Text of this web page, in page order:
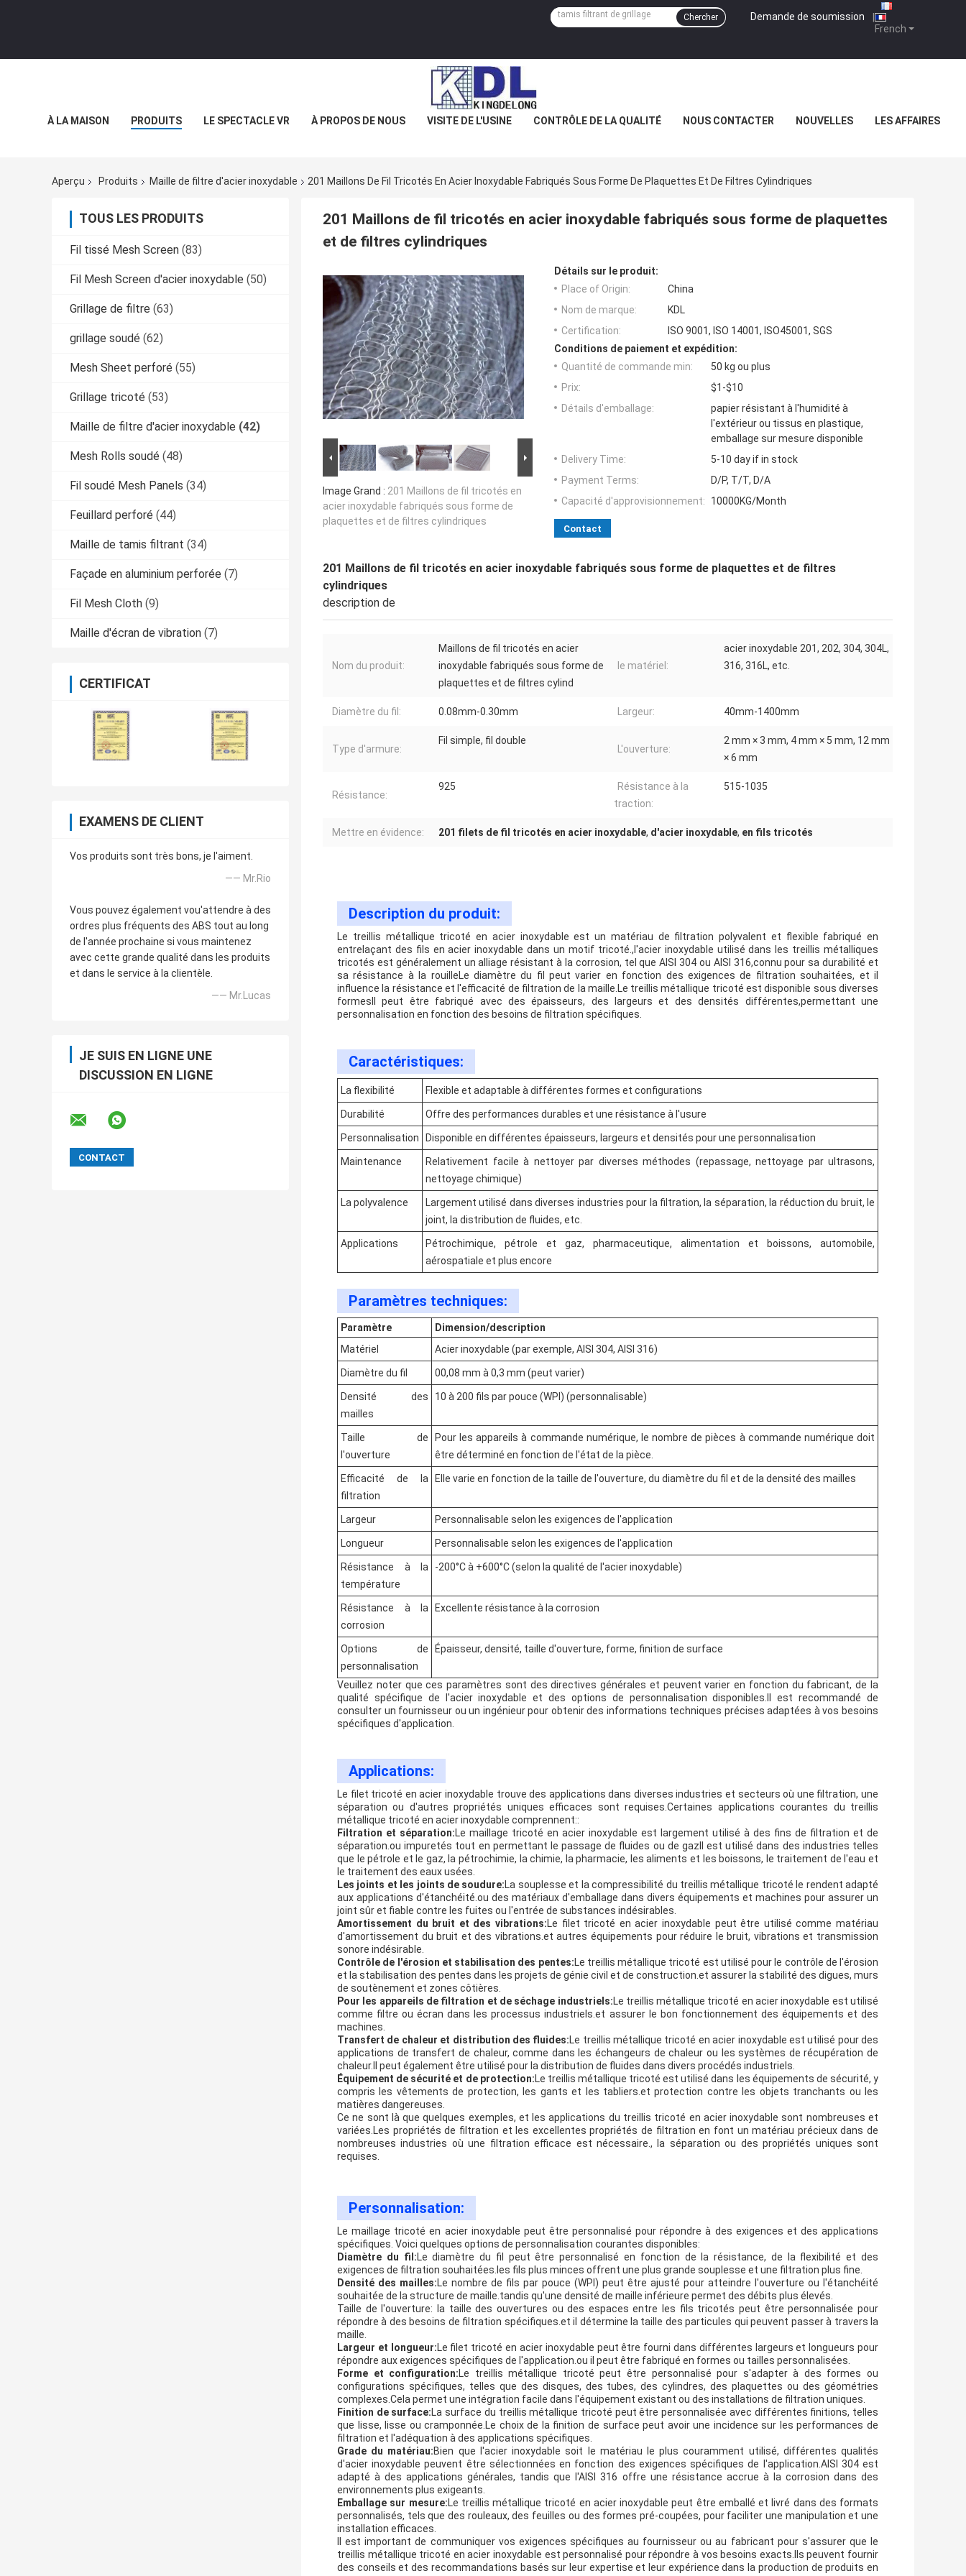
French
Demande de soumission |
Chercher
À LA MAISON PRODUITS LE SPECTACLE VR À PROPOS DE NOUS VISITE DE L'USINE CONTRÔLE DE LA QUALITÉ NOUS CONTACTER NOUVELLES LES AFFAIRES
Aperçu Produits Maille de filtre d'acier inoxydable 201 Maillons De Fil Tricotés En Acier Inoxydable Fabriqués Sous Forme De Plaquettes Et De Filtres Cylindriques
TOUS LES PRODUITS
Fil tissé Mesh Screen (83)
Fil Mesh Screen d'acier inoxydable (50)
Grillage de filtre (63)
grillage soudé (62)
Mesh Sheet perforé (55)
Grillage tricoté (53)
Maille de filtre d'acier inoxydable (42)
Mesh Rolls soudé (48)
Fil soudé Mesh Panels (34)
Feuillard perforé (44)
Maille de tamis filtrant (34)
Façade en aluminium perforée (7)
Fil Mesh Cloth (9)
Maille d'écran de vibration (7)
CERTIFICAT
EXAMENS DE CLIENT
Vos produits sont très bons, je l'aiment.
—— Mr.Rio
Vous pouvez également vou'attendre à des
ordres plus fréquents des ABS tout au long
de l'année prochaine si vous maintenez
avec cette grande qualité dans les produits
et dans le service à la clientèle.
—— Mr.Lucas
JE SUIS EN LIGNE UNE
DISCUSSION EN LIGNE
201 Maillons de fil tricotés en acier inoxydable fabriqués sous forme de plaquettes
et de filtres cylindriques
Image Grand : 201 Maillons de fil tricotés en
acier inoxydable fabriqués sous forme de
plaquettes et de filtres cylindriques
Détails sur le produit:
Place of Origin:
China
Nom de marque:
KDL
Certification:
ISO 9001, ISO 14001, ISO45001, SGS
Conditions de paiement et expédition:
Quantité de commande min:
50 kg ou plus
Prix:
$1-$10
Détails d'emballage:
papier résistant à l'humidité à
l'extérieur ou tissus en plastique,
emballage sur mesure disponible
Delivery Time:
5-10 day if in stock
Payment Terms:
D/P, T/T, D/A
Capacité d'approvisionnement:
10000KG/Month
Contact
201 Maillons de fil tricotés en acier inoxydable fabriqués sous forme de plaquettes et de filtres
cylindriques
description de
Nom du produit:
Maillons de fil tricotés en acier
inoxydable fabriqués sous forme de
plaquettes et de filtres cylind
le matériel:
acier inoxydable 201, 202, 304, 304L,
316, 316L, etc.
Diamètre du fil: 0.08mm-0.30mm Largeur: 40mm-1400mm
Type d'armure:
Fil simple, fil double
L'ouverture:
2 mm × 3 mm, 4 mm × 5 mm, 12 mm
× 6 mm
Résistance:
925
Résistance à la
traction:
515-1035
Mettre en évidence: 201 filets de fil tricotés en acier inoxydable, d'acier inoxydable, en fils tricotés
Description du produit:
Le treillis métallique tricoté en acier inoxydable est un matériau de filtration polyvalent et flexible fabriqué en
entrelaçant des fils en acier inoxydable dans un motif tricoté.,l'acier inoxydable utilisé dans les treillis métalliques
tricotés est généralement un alliage résistant à la corrosion, tel que AISI 304 ou AISI 316,connu pour sa durabilité et
sa résistance à la rouilleLe diamètre du fil peut varier en fonction des exigences de filtration souhaitées, et il
influence la résistance et l'efficacité de filtration de la maille.Le treillis métallique tricoté est disponible sous diverses
formesIl peut être fabriqué avec des épaisseurs, des largeurs et des densités différentes,permettant une
personnalisation en fonction des besoins de filtration spécifiques.
Caractéristiques:
La flexibilité Flexible et adaptable à différentes formes et configurations
Durabilité Offre des performances durables et une résistance à l'usure
Personnalisation Disponible en différentes épaisseurs, largeurs et densités pour une personnalisation
Maintenance
Relativement facile à nettoyer par diverses méthodes (repassage, nettoyage par ultrasons,
nettoyage chimique)
La polyvalence
Largement utilisé dans diverses industries pour la filtration, la séparation, la réduction du bruit, le
joint, la distribution de fluides, etc.
Applications
Pétrochimique, pétrole et gaz, pharmaceutique, alimentation et boissons, automobile,
aérospatiale et plus encore
Paramètres techniques:
Paramètre
Dimension/description
Matériel
Acier inoxydable (par exemple, AISI 304, AISI 316)
Diamètre du fil 00,08 mm à 0,3 mm (peut varier)
Densité des
mailles
10 à 200 fils par pouce (WPI) (personnalisable)
Taille de
l'ouverture
Pour les appareils à commande numérique, le nombre de pièces à commande numérique doit
être déterminé en fonction de l'état de la pièce.
Efficacité de la
filtration
Elle varie en fonction de la taille de l'ouverture, du diamètre du fil et de la densité des mailles
Largeur Personnalisable selon les exigences de l'application
Longueur Personnalisable selon les exigences de l'application
Résistance à la
température
-200°C à +600°C (selon la qualité de l'acier inoxydable)
Résistance à la
corrosion
Excellente résistance à la corrosion
Options de
personnalisation
Épaisseur, densité, taille d'ouverture, forme, finition de surface
Veuillez noter que ces paramètres sont des directives générales et peuvent varier en fonction du fabricant, de la
qualité spécifique de l'acier inoxydable et des options de personnalisation disponibles.Il est recommandé de
consulter un fournisseur ou un ingénieur pour obtenir des informations techniques précises adaptées à vos besoins
spécifiques d'application.
Applications:
Le filet tricoté en acier inoxydable trouve des applications dans diverses industries et secteurs où une filtration, une
séparation ou d'autres propriétés uniques efficaces sont requises.Certaines applications courantes du treillis
métallique tricoté en acier inoxydable comprennent::
Filtration et séparation:Le maillage tricoté en acier inoxydable est largement utilisé à des fins de filtration et de
séparation.ou impuretés tout en permettant le passage de fluides ou de gazIl est utilisé dans des industries telles
que le pétrole et le gaz, la pétrochimie, la chimie, la pharmacie, les aliments et les boissons, le traitement de l'eau et
le traitement des eaux usées.
Les joints et les joints de soudure:La souplesse et la compressibilité du treillis métallique tricoté le rendent adapté
aux applications d'étanchéité.ou des matériaux d'emballage dans divers équipements et machines pour assurer un
joint sûr et fiable contre les fuites ou l'entrée de substances indésirables.
Amortissement du bruit et des vibrations:Le filet tricoté en acier inoxydable peut être utilisé comme matériau
d'amortissement du bruit et des vibrations.et autres équipements pour réduire le bruit, vibrations et transmission
sonore indésirable.
Contrôle de l'érosion et stabilisation des pentes:Le treillis métallique tricoté est utilisé pour le contrôle de l'érosion
et la stabilisation des pentes dans les projets de génie civil et de construction.et assurer la stabilité des digues, murs
de soutènement et zones côtières.
Pour les appareils de filtration et de séchage industriels:Le treillis métallique tricoté en acier inoxydable est utilisé
comme filtre ou écran dans les processus industriels.et assurer le bon fonctionnement des équipements et des
machines.
Transfert de chaleur et distribution des fluides:Le treillis métallique tricoté en acier inoxydable est utilisé pour des
applications de transfert de chaleur, comme dans les échangeurs de chaleur ou les systèmes de récupération de
chaleur.Il peut également être utilisé pour la distribution de fluides dans divers procédés industriels.
Équipement de sécurité et de protection:Le treillis métallique tricoté est utilisé dans les équipements de sécurité, y
compris les vêtements de protection, les gants et les tabliers.et protection contre les objets tranchants ou les
matières dangereuses.
Ce ne sont là que quelques exemples, et les applications du treillis tricoté en acier inoxydable sont nombreuses et
variées.Les propriétés de filtration et les excellentes propriétés de filtration en font un matériau précieux dans de
nombreuses industries où une filtration efficace est nécessaire., la séparation ou des propriétés uniques sont
requises.
Personnalisation:
Le maillage tricoté en acier inoxydable peut être personnalisé pour répondre à des exigences et des applications
spécifiques. Voici quelques options de personnalisation courantes disponibles:
Diamètre du fil:Le diamètre du fil peut être personnalisé en fonction de la résistance, de la flexibilité et des
exigences de filtration souhaitées.les fils plus minces offrent une plus grande souplesse et une filtration plus fine.
Densité des mailles:Le nombre de fils par pouce (WPI) peut être ajusté pour atteindre l'ouverture ou l'étanchéité
souhaitée de la structure de maille.tandis qu'une densité de maille inférieure permet des débits plus élevés.
Taille de l'ouverture: la taille des ouvertures ou des espaces entre les fils tricotés peut être personnalisée pour
répondre à des besoins de filtration spécifiques.et il détermine la taille des particules qui peuvent passer à travers la
maille.
Largeur et longueur:Le filet tricoté en acier inoxydable peut être fourni dans différentes largeurs et longueurs pour
répondre aux exigences spécifiques de l'application.ou il peut être fabriqué en formes ou tailles personnalisées.
Forme et configuration:Le treillis métallique tricoté peut être personnalisé pour s'adapter à des formes ou
configurations spécifiques, telles que des disques, des tubes, des cylindres, des plaquettes ou des géométries
complexes.Cela permet une intégration facile dans l'équipement existant ou des installations de filtration uniques.
Finition de surface:La surface du treillis métallique tricoté peut être personnalisée avec différentes finitions, telles
que lisse, lisse ou cramponnée.Le choix de la finition de surface peut avoir une incidence sur les performances de
filtration et l'adéquation à des applications spécifiques.
Grade du matériau:Bien que l'acier inoxydable soit le matériau le plus couramment utilisé, différentes qualités
d'acier inoxydable peuvent être sélectionnées en fonction des exigences spécifiques de l'application.AISI 304 est
adapté à des applications générales, tandis que l'AISI 316 offre une résistance accrue à la corrosion dans des
environnements plus exigeants.
Emballage sur mesure:Le treillis métallique tricoté en acier inoxydable peut être emballé et livré dans des formats
personnalisés, tels que des rouleaux, des feuilles ou des formes pré-coupées, pour faciliter une manipulation et une
installation efficaces.
Il est important de communiquer vos exigences spécifiques au fournisseur ou au fabricant pour s'assurer que le
treillis métallique tricoté en acier inoxydable est personnalisé pour répondre à vos besoins exacts.Ils peuvent fournir
des conseils et des recommandations basés sur leur expertise et leur expérience dans la production de produits en